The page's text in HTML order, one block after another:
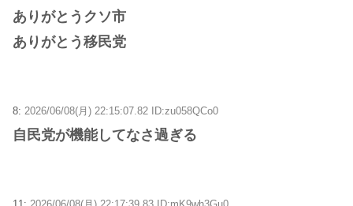
ありがとうクソ市
ありがとう移民党
8: 2026/06/08(月) 22:15:07.82 ID:zu058QCo0
自民党が機能してなさ過ぎる
11: 2026/06/08(月) 22:17:39.83 ID:mK9wh3Gu0